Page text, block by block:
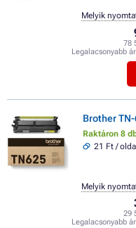
78
Legalacsonyabb
Melyik
Brother
Raktáron 8
21 Ft / oldal
29
Legalacsonyabb
Melyik